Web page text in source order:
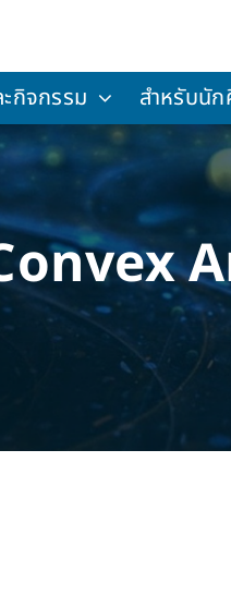
กิจกรรม สำหรับนั